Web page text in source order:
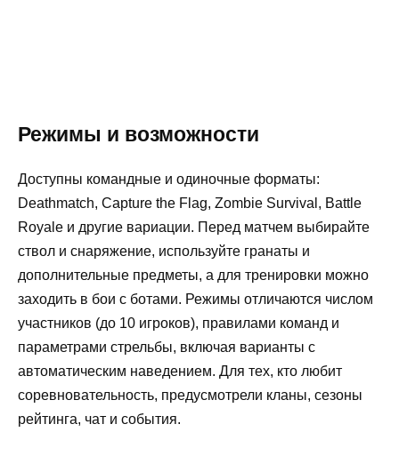
Режимы и возможности
Доступны командные и одиночные форматы:
Deathmatch, Capture the Flag, Zombie Survival, Battle
Royale и другие вариации. Перед матчем выбирайте
ствол и снаряжение, используйте гранаты и
дополнительные предметы, а для тренировки можно
заходить в бои с ботами. Режимы отличаются числом
участников (до 10 игроков), правилами команд и
параметрами стрельбы, включая варианты с
автоматическим наведением. Для тех, кто любит
соревновательность, предусмотрели кланы, сезоны
рейтинга, чат и события.